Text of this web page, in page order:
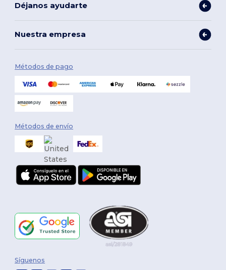
Déjanos ayudarte
Nuestra empresa
Métodos de pago
Métodos de envío
Síguenos